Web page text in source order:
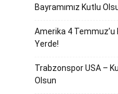
Bayramımız Kutlu
Amerika 4
Yerde!
Trabzonspor USA –
Olsun